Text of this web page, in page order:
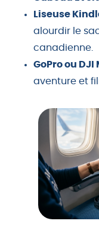
Liseuse
alourdir le
canadienne.
GoPro ou DJI
aventure et